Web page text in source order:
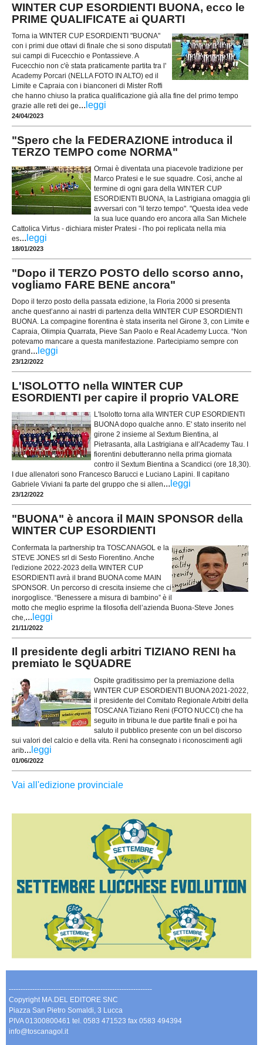
WINTER CUP ESORDIENTI BUONA, ecco le
PRIME QUALIFICATE ai QUARTI
Torna ia WINTER CUP ESORDIENTI "BUONA"
con i primi due ottavi di finale che si sono disputati
sui campi di Fucecchio e Pontassieve. A
Fucecchio non c'è stata praticamente partita tra l'
Academy Porcari (NELLA FOTO IN ALTO) ed il
Limite e Capraia con i bianconeri di Mister Roffi
che hanno chiuso la pratica qualificazione già alla fine del primo tempo
grazie alle reti dei ge... leggi
24/04/2023
"Spero che la FEDERAZIONE introduca il
TERZO TEMPO come NORMA"
Ormai è diventata una piacevole tradizione per
Marco Pratesi e le sue squadre. Così, anche al
termine di ogni gara della WINTER CUP
ESORDIENTI BUONA, la Lastrigiana omaggia gli
avversari con "il terzo tempo". "Questa idea vede
la sua luce quando ero ancora alla San Michele
Cattolica Virtus - dichiara mister Pratesi - l'ho poi replicata nella mia
es... leggi
18/01/2023
"Dopo il TERZO POSTO dello scorso anno,
vogliamo FARE BENE ancora"
Dopo il terzo posto della passata edizione, la Floria 2000 si presenta
anche quest’anno ai nastri di partenza della WINTER CUP ESORDIENTI
BUONA. La compagine fiorentina è stata inserita nel Girone 3, con Limite e
Capraia, Olimpia Quarrata, Pieve San Paolo e Real Academy Lucca. “Non
potevamo mancare a questa manifestazione. Partecipiamo sempre con
grand ... leggi
23/12/2022
L'ISOLOTTO nella WINTER CUP
ESORDIENTI per capire il proprio VALORE
L'Isolotto torna alla WINTER CUP ESORDIENTI
BUONA dopo qualche anno. E' stato inserito nel
girone 2 insieme al Sextum Bientina, al
Pietrasanta, alla Lastrigiana e all'Academy Tau. I
fiorentini debutteranno nella prima giornata
contro il Sextum Bientina a Scandicci (ore 18,30).
I due allenatori sono Francesco Barucci e Luciano Lapini. Il capitano
Gabriele Viviani fa parte del gruppo che si allen... leggi
23/12/2022
"BUONA" è ancora il MAIN SPONSOR della
WINTER CUP ESORDIENTI
Confermata la partnership tra TOSCANAGOL e la
STEVE JONES srl di Sesto Fiorentino. Anche
l'edizione 2022-2023 della WINTER CUP
ESORDIENTI avrà il brand BUONA come MAIN
SPONSOR. Un percorso di crescita insieme che ci
inorgoglisce. “Benessere a misura di bambino” è il
motto che meglio esprime la filosofia dell’azienda Buona-Steve Jones
che, ... leggi
21/11/2022
Il presidente degli arbitri TIZIANO RENI ha
premiato le SQUADRE
Ospite graditissimo per la premiazione della
WINTER CUP ESORDIENTI BUONA 2021-2022,
il presidente del Comitato Regionale Arbitri della
TOSCANA Tiziano Reni (FOTO NUCCI) che ha
seguito in tribuna le due partite finali e poi ha
saluto il pubblico presente con un bel discorso
sui valori del calcio e della vita. Reni ha consegnato i riconoscimenti agli
arib... leggi
01/06/2022
Vai all'edizione provinciale
-------------------------------------------------------------
Copyright MA.DEL EDITORE SNC
Piazza San Pietro Somaldi, 3 Lucca
PIVA 01300800461 tel. 0583 471523 fax 0583 494394
info@toscanagol.it